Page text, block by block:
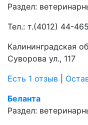
Раздел:
Тел.: т.(4012) 44-
Калининградская
Суворова ул., 117
Есть 1 отзыв
Беланта
Раздел: